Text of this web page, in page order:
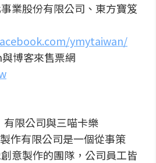
業股份有限公司、東方寶笈
ymytaiwan/
博客來售票網
限公司與三喵卡樂
作有限公司是一個從事策
意製作的團隊，公司員工皆